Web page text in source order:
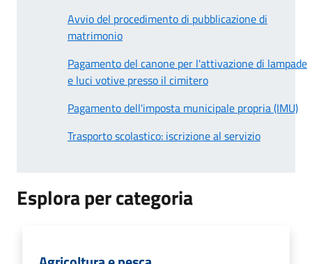
Avvio del procedimento di pubblicazione di
matrimonio
Pagamento del canone per l'attivazione di lampade
e luci votive presso il cimitero
Pagamento dell'imposta municipale propria (IMU)
Trasporto scolastico: iscrizione al servizio
Esplora per categoria